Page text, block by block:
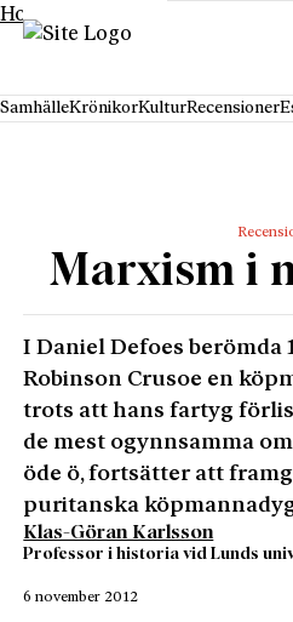
Hoppa till innehåll
SamhälleKrönikorKulturRecensioner
Marxism i
I Daniel Defoes berömda
Robinson Crusoe en
trots att hans fartyg
de mest ogynnsamma
öde ö, fortsätter att
puritanska
Klas-Göran Karlsson
Professor i historia vid Lunds
6 november 2012